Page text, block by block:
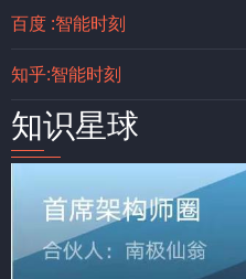
百度 :智能时刻
知乎:智能时刻
知识星球